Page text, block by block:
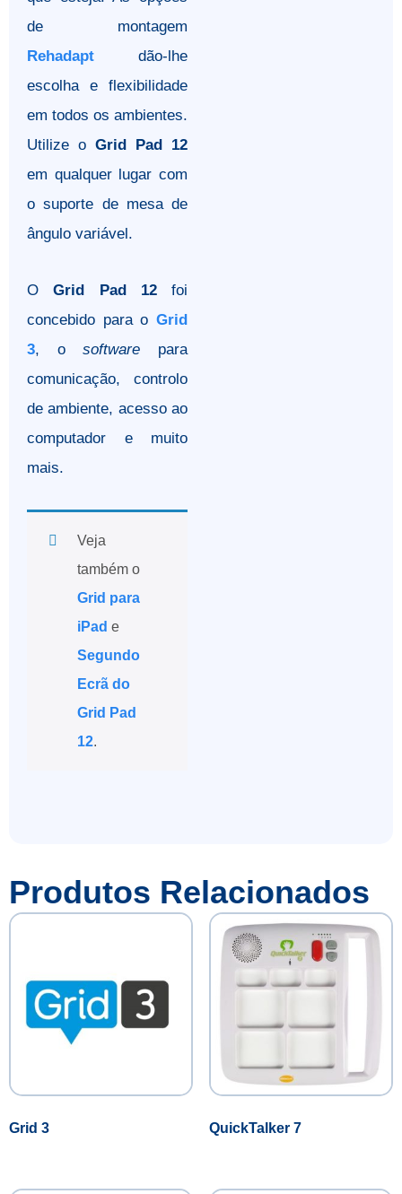
de montagem
Rehadapt dão-lhe
escolha e flexibilidade
em todos os ambientes.
Utilize o Grid Pad 12
em qualquer lugar com
o suporte de mesa de
ângulo variável.
OGrid Pad 12foi
concebido para o Grid
3, osoftware para
comunicação, controlo
de ambiente, acesso ao
computador e muito
mais.
Veja
também o
Grid para
iPad e
Segundo
Ecrã do
Grid Pad
12.
Produtos Relacionados
Grid 3 QuickTalker 7